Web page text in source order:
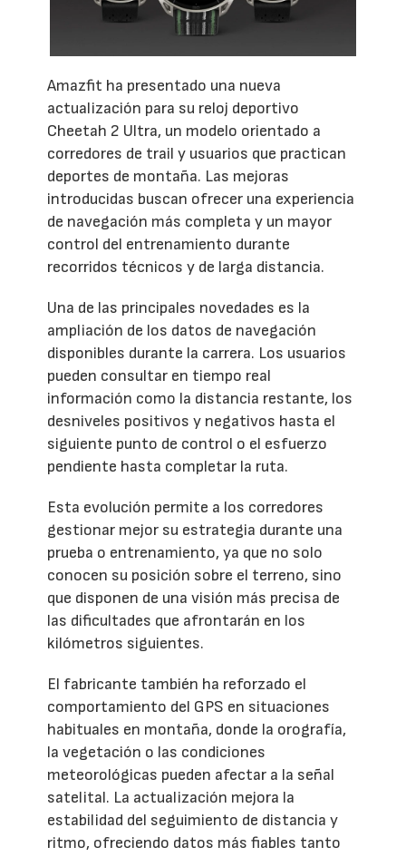
Amazfit ha presentado una nueva
actualización para su reloj deportivo
Cheetah 2 Ultra, un modelo orientado a
corredores de trail y usuarios que practican
deportes de montaña. Las mejoras
introducidas buscan ofrecer una experiencia
de navegación más completa y un mayor
control del entrenamiento durante
recorridos técnicos y de larga distancia.
Una de las principales novedades es la
ampliación de los datos de navegación
disponibles durante la carrera. Los usuarios
pueden consultar en tiempo real
información como la distancia restante, los
desniveles positivos y negativos hasta el
siguiente punto de control o el esfuerzo
pendiente hasta completar la ruta.
Esta evolución permite a los corredores
gestionar mejor su estrategia durante una
prueba o entrenamiento, ya que no solo
conocen su posición sobre el terreno, sino
que disponen de una visión más precisa de
las dificultades que afrontarán en los
kilómetros siguientes.
El fabricante también ha reforzado el
comportamiento del GPS en situaciones
habituales en montaña, donde la orografía,
la vegetación o las condiciones
meteorológicas pueden afectar a la señal
satelital. La actualización mejora la
estabilidad del seguimiento de distancia y
ritmo, ofreciendo datos más fiables tanto